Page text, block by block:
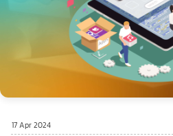
17 Apr 2024